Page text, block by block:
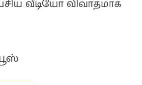
வீடியோ விவாதமாக